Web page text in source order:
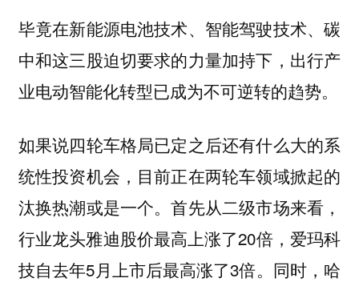
毕竟在新能源电池技术、智能驾驶技术、碳
中和这三股迫切要求的力量加持下，出行产
业电动智能化转型已成为不可逆转的趋势。
如果说四轮车格局已定之后还有什么大的系
统性投资机会，目前正在两轮车领域掀起的
汰换热潮或是一个。首先从二级市场来看，
行业龙头雅迪股价最高上涨了20倍，爱玛科
技自去年5月上市后最高涨了3倍。同时，哈